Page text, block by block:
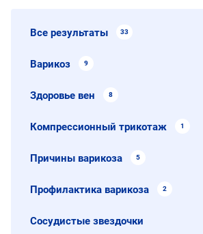
Все результаты 33
Варикоз 9
Здоровье вен 8
Компрессионный трикотаж 1
Причины варикоза 5
Профилактика варикоза 2
Сосудистые звездочки